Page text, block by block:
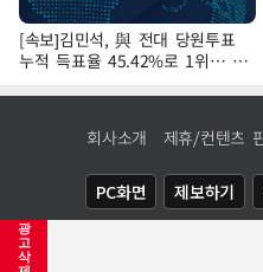
광
고
삭
[속보]김민석, 與 전대 당원투표
누적 득표율 45.42%로 1위… 정
청래 44.56%
회사소개 제휴/컨텐츠
PC화면 제보하기